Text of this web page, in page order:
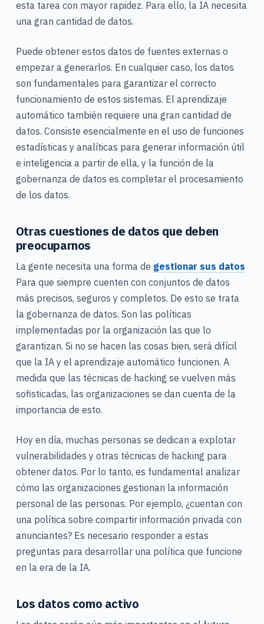
esta tarea con mayor rapidez. Para ello, la IA necesita
una gran cantidad de datos.
Puede obtener estos datos de fuentes externas o
empezar a generarlos. En cualquier caso, los datos
son fundamentales para garantizar el correcto
funcionamiento de estos sistemas. El aprendizaje
automático también requiere una gran cantidad de
datos. Consiste esencialmente en el uso de funciones
estadísticas y analíticas para generar información útil
e inteligencia a partir de ella, y la función de la
gobernanza de datos es completar el procesamiento
de los datos.
Otras cuestiones de datos que deben
preocuparnos
La gente necesita una forma de gestionar sus datos
Para que siempre cuenten con conjuntos de datos
más precisos, seguros y completos. De esto se trata
la gobernanza de datos. Son las políticas
implementadas por la organización las que lo
garantizan. Si no se hacen las cosas bien, será difícil
que la IA y el aprendizaje automático funcionen. A
medida que las técnicas de hacking se vuelven más
sofisticadas, las organizaciones se dan cuenta de la
importancia de esto.
Hoy en día, muchas personas se dedican a explotar
vulnerabilidades y otras técnicas de hacking para
obtener datos. Por lo tanto, es fundamental analizar
cómo las organizaciones gestionan la información
personal de las personas. Por ejemplo, ¿cuentan con
una política sobre compartir información privada con
anunciantes? Es necesario responder a estas
preguntas para desarrollar una política que funcione
en la era de la IA.
Los datos como activo